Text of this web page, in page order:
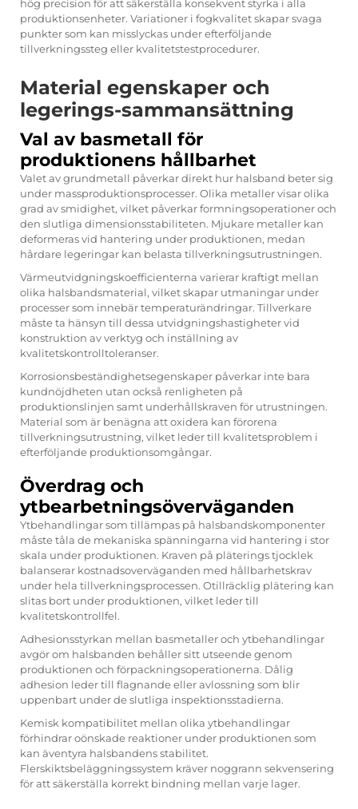
hög precision för att säkerställa konsekvent styrka i alla
produktionsenheter. Variationer i fogkvalitet skapar svaga
punkter som kan misslyckas under efterföljande
tillverkningssteg eller kvalitetstestprocedurer.
Material egenskaper och
legerings-sammansättning
Val av basmetall för
produktionens hållbarhet
Valet av grundmetall påverkar direkt hur halsband beter sig
under massproduktionsprocesser. Olika metaller visar olika
grad av smidighet, vilket påverkar formningsoperationer och
den slutliga dimensionsstabiliteten. Mjukare metaller kan
deformeras vid hantering under produktionen, medan
hårdare legeringar kan belasta tillverkningsutrustningen.
Värmeutvidgningskoefficienterna varierar kraftigt mellan
olika halsbandsmaterial, vilket skapar utmaningar under
processer som innebär temperaturändringar. Tillverkare
måste ta hänsyn till dessa utvidgningshastigheter vid
konstruktion av verktyg och inställning av
kvalitetskontrolltoleranser.
Korrosionsbeständighetsegenskaper påverkar inte bara
kundnöjdheten utan också renligheten på
produktionslinjen samt underhållskraven för utrustningen.
Material som är benägna att oxidera kan förorena
tillverkningsutrustning, vilket leder till kvalitetsproblem i
efterföljande produktionsomgångar.
Överdrag och
ytbearbetningsöverväganden
Ytbehandlingar som tillämpas på halsbandskomponenter
måste tåla de mekaniska spänningarna vid hantering i stor
skala under produktionen. Kraven på pläterings tjocklek
balanserar kostnadsoverväganden med hållbarhetskrav
under hela tillverkningsprocessen. Otillräcklig plätering kan
slitas bort under produktionen, vilket leder till
kvalitetskontrollfel.
Adhesionsstyrkan mellan basmetaller och ytbehandlingar
avgör om halsbanden behåller sitt utseende genom
produktionen och förpackningsoperationerna. Dålig
adhesion leder till flagnande eller avlossning som blir
uppenbart under de slutliga inspektionsstadierna.
Kemisk kompatibilitet mellan olika ytbehandlingar
förhindrar oönskade reaktioner under produktionen som
kan äventyra halsbandens stabilitet.
Flerskiktsbeläggningssystem kräver noggrann sekvensering
för att säkerställa korrekt bindning mellan varje lager.